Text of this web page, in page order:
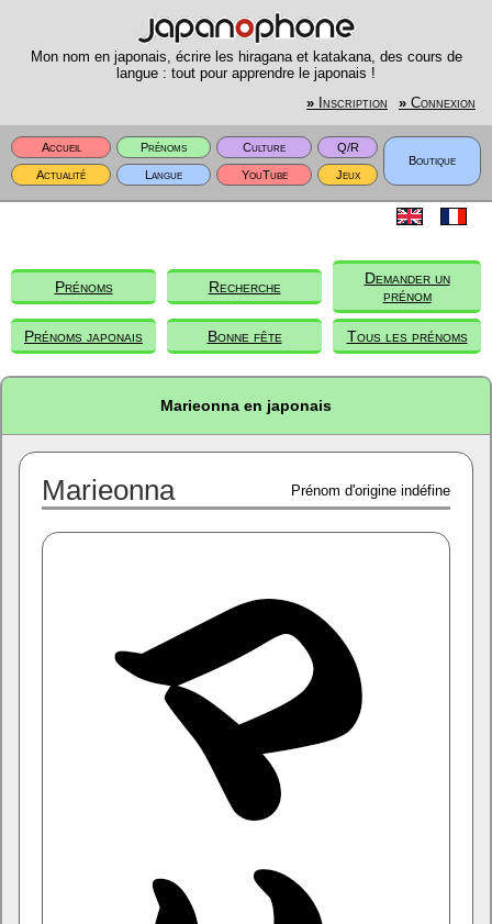
Mon nom en japonais, écrire les hiragana et katakana, des cours de
langue : tout pour apprendre le japonais !
» Inscription » Connexion
Accueil Prénoms Culture
Q/R
Boutique
Actualité
Langue YouTube Jeux
Prénoms Recherche
Demander un
prénom
Prénoms japonais Bonne fête Tous les prénoms
Marieonna en japonais
Marieonna Prénom d'origine indéfine